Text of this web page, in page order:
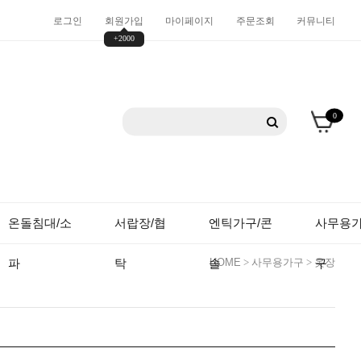
로그인 회원가입
+2000
마이페이지 주문조회 커뮤니티
0
온돌침대/소
파
서랍장/협
탁
엔틱가구/콘
솔
사무용
구
HOME > 사무용가구 > 옷장